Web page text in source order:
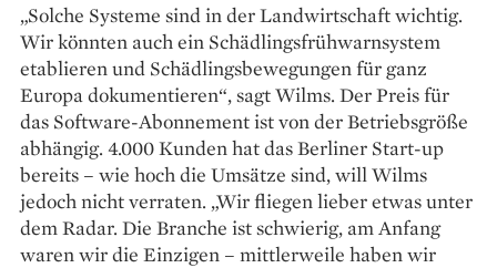
„Solche Systeme sind in der Landwirtschaft wichtig.
Wir könnten auch ein Schädlingsfrühwarnsystem
etablieren und Schädlingsbewegungen für ganz
Europa dokumentieren“, sagt Wilms. Der Preis für
das Software-Abonnement ist von der Betriebsgröße
abhängig. 4.000 Kunden hat das Berliner Start-up
bereits – wie hoch die Umsätze sind, will Wilms
jedoch nicht verraten. „Wir fliegen lieber etwas unter
dem Radar. Die Branche ist schwierig, am Anfang
waren wir die Einzigen – mittlerweile haben wir